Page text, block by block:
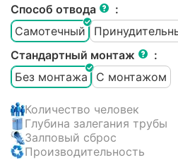
Способ отвода
:
Самотечный
Стандартный монтаж
:
Без монтажа
С монтажом
Количество человек
Глубина залегания трубы
Залповый сброс
Производительность